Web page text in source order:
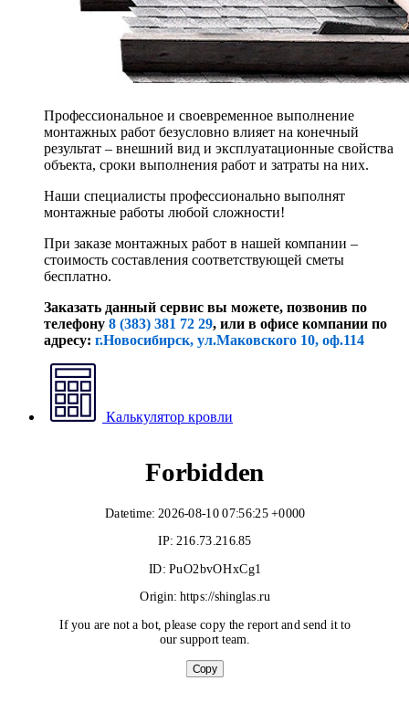
Профессиональное и своевременное выполнение
монтажных работ безусловно влияет на конечный
результат – внешний вид и эксплуатационные свойства
объекта, сроки выполнения работ и затраты на них.
Наши специалисты профессионально выполнят
монтажные работы любой сложности!
При заказе монтажных работ в нашей компании –
стоимость составления соответствующей сметы
бесплатно.
Заказать данный сервис вы можете, позвонив по
телефону 8 (383) 381 72 29, или в офисе компании по
адресу: г.Новосибирск, ул.Маковского 10, оф.114
Калькулятор кровли